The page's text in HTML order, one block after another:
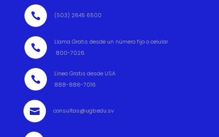
 (503) 2645 6500

Llama Gratis desde un número fijo o celular
800-7026

Línea Gratis desde USA
888-886-7016
 consultas@ugb.edu.sv